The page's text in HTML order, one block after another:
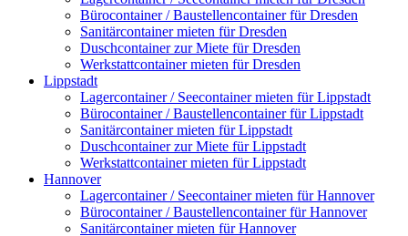
Bürocontainer / Baustellencontainer für Dresden
Sanitärcontainer mieten für Dresden
Duschcontainer zur Miete für Dresden
Werkstattcontainer mieten für Dresden
Lippstadt
Lagercontainer / Seecontainer mieten für Lippstadt
Bürocontainer / Baustellencontainer für Lippstadt
Sanitärcontainer mieten für Lippstadt
Duschcontainer zur Miete für Lippstadt
Werkstattcontainer mieten für Lippstadt
Hannover
Lagercontainer / Seecontainer mieten für Hannover
Bürocontainer / Baustellencontainer für Hannover
Sanitärcontainer mieten für Hannover